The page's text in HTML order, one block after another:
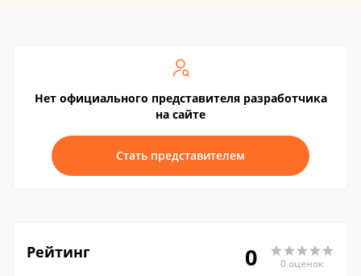
Нет официального представителя разработчика
на сайте
Стать представителем
Рейтинг 0 0 оценок